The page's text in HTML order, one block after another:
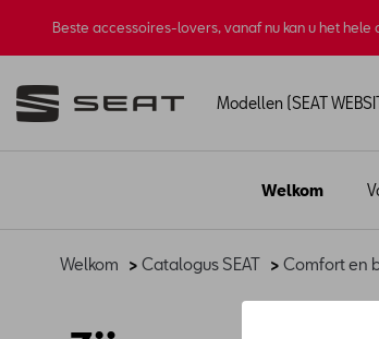
Beste accessoires-lovers, vanaf nu kan u het
Modellen (SEAT
Welkom
Welkom > Catalogus SEAT > Comfort en